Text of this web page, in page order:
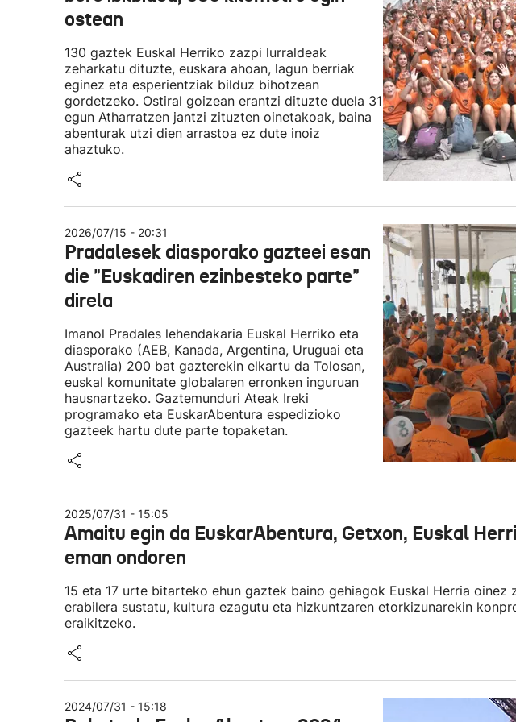
ostean
130 gaztek Euskal Herriko zazpi lurraldeak
zeharkatu dituzte, euskara ahoan, lagun berriak
eginez eta esperientziak bilduz bihotzean
gordetzeko. Ostiral goizean erantzi dituzte duela 31
egun Atharratzen jantzi zituzten oinetakoak, baina
abenturak utzi dien arrastoa ez dute inoiz
ahaztuko.
2026/07/15 - 20:31
Pradalesek diasporako gazteei esan
die "Euskadiren ezinbesteko parte"
direla
Imanol Pradales lehendakaria Euskal Herriko eta
diasporako (AEB, Kanada, Argentina, Uruguai eta
Australia) 200 bat gazterekin elkartu da Tolosan,
euskal komunitate globalaren erronken inguruan
hausnartzeko. Gaztemunduri Ateak Ireki
programako eta EuskarAbentura espedizioko
gazteek hartu dute parte topaketan.
2025/07/31 - 15:05
Amaitu egin da EuskarAbentura, Getxon, Euskal
eman ondoren
15 eta 17 urte bitarteko ehun gaztek baino gehiagok Euskal Herria oinez
erabilera sustatu, kultura ezagutu eta hizkuntzaren etorkizunarekin
eraikitzeko.
2024/07/31 - 15:18